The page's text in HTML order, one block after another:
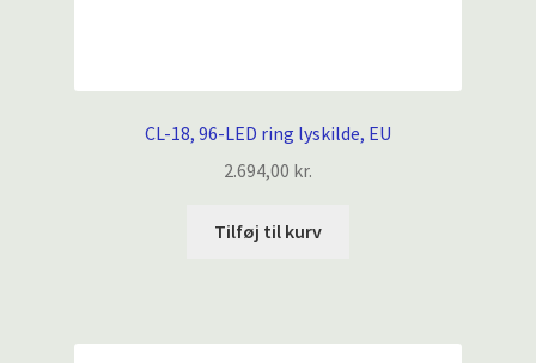
CL-18, 96-LED ring lyskilde, EU
2.694,00 kr.
Tilføj til kurv